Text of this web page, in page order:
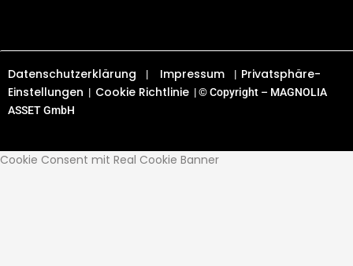
Datenschutzerklärung | Impressum | Privatsphäre-
Einstellungen | Cookie Richtlinie | © Copyright – MAGNOLIA
ASSET GmbH
Cookie Consent mit Real Cookie Banner